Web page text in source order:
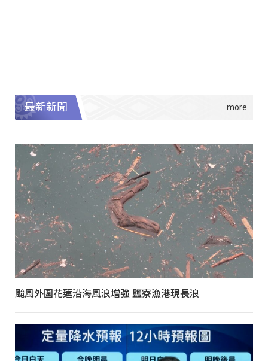
最新新聞
颱風外圍花蓮沿海風浪增強 鹽寮漁港現長浪